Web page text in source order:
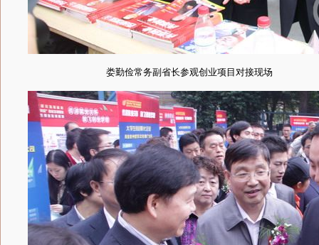
娄勤俭常务副省长参观创业项目对接现场